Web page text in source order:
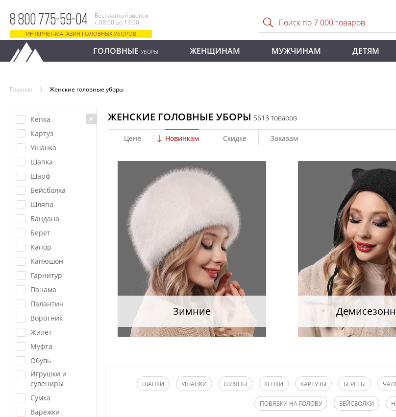
8 800 775-59-04
Бесплатный звонок
с 08:00 до 19:00
ИНТЕРНЕТ-МАГАЗИН ГОЛОВНЫХ УБОРОВ
ГОЛОВНЫЕ УБОРЫ ЖЕНЩИНАМ МУЖЧИНАМ ДЕТЯМ
Главная Женские головные уборы
Кепка
Картуз
Ушанка
Шапка
Шарф
Бейсболка
Шляпа
Бандана
Берет
Капор
Капюшон
Гарнитур
Панама
Палантин
Воротник
Жилет
Муфта
Обувь
Игрушки и
сувениры
Сумка
Варежки
ЖЕНСКИЕ ГОЛОВНЫЕ УБОРЫ 5613 товаров
Цене
Новинкам Скидке Заказам
Зимние
ШАПКИ УШАНКИ ШЛЯПЫ КЕПКИ КАРТУЗЫ БЕРЕТЫ
ПОВЯЗКИ НА ГОЛОВУ БЕЙСБОЛКИ